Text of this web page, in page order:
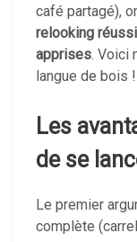
café partagé),
relooking
apprises. Voici
langue de bois !
Les
de se
Le premier
complète